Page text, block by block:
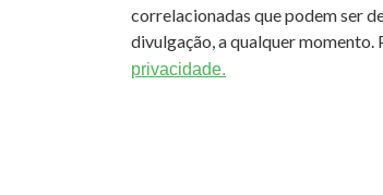
correlacionadas que podem ser
divulgação, a qualquer momento.
privacidade.